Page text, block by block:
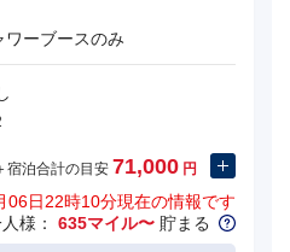
ーブースのみ
宿泊合計の目安 71,000 円
06日22時10分現在の情報です
様： 635マイル〜 貯まる